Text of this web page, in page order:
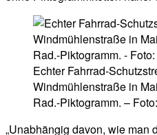
Echter Fahrrad-
Windmühlenstraße in
Rad.-Piktogramm. –
„Unabhängig davon, wie man